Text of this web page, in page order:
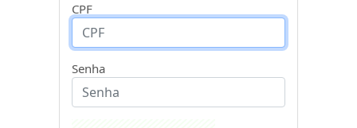
CPF
Senha